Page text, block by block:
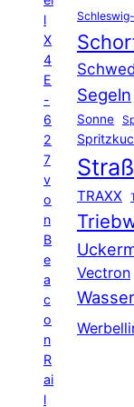
l
X
4
E
-
6
2
7
v
o
n
B
e
a
c
o
n
R
ai
l
Segeln
Sonne
TRAXX
Vectron
Wasser